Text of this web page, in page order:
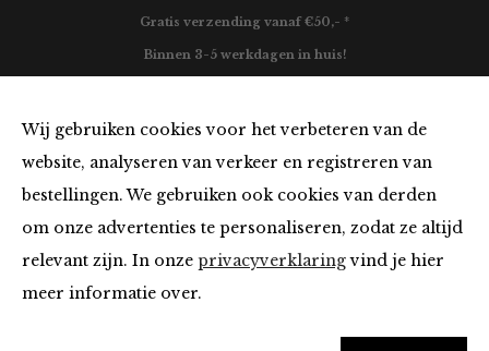
Wij gebruiken cookies voor het verbeteren van de
website, analyseren van verkeer en registreren van
bestellingen. We gebruiken ook cookies van derden
om onze advertenties te personaliseren, zodat ze altijd
relevant zijn. In onze privacyverklaringvind je hier
meer informatie over.
Gratis verzending vanaf €50,- *
Binnen 3-5 werkdagen in huis!
Must Haves van